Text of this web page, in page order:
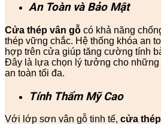
An Toàn và Bảo Mật
Cửa thép vân gỗ có khả năng
thép vững chắc. Hệ thống khóa an
hợp trên cửa giúp tăng cường tính
Đây là lựa chọn lý tưởng cho những
an toàn tối đa.
Tính Thẩm Mỹ Cao
Với lớp sơn vân gỗ tinh tế, cửa